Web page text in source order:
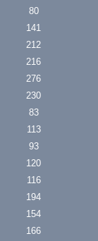
80
141
212
216
276
230
83
113
93
120
116
194
154
166